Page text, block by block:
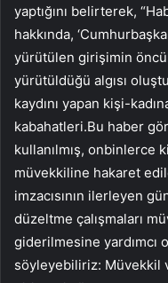
yaptığını belirterek,
hakkında,
yürütülen girişimin
yürütüldüğü algısı
kaydını yapan kişi-
kabahatleri.Bu haber
kullanılmış, onbinlerce
müvekkiline hakaret
imzacısının ilerleyen
düzeltme çalışmaları
giderilmesine yardımcı
söyleyebiliriz: Müvekkil